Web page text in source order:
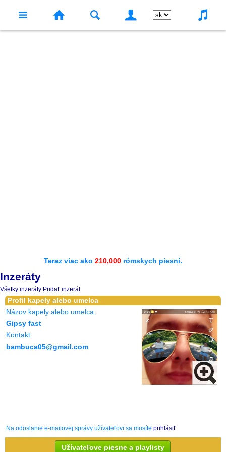
Teraz viac ako 210,000 rómskych piesní.
Inzeráty
Všetky inzeráty Pridať inzerát
Profil kapely alebo umelca
Názov kapely alebo umelca:
Gipsy fast
Kontakt:
bambuca05@gmail.com
Na odoslanie e-mailovej správy užívateľovi sa musíte prihlásiť
Užívateľove piesne a playlisty